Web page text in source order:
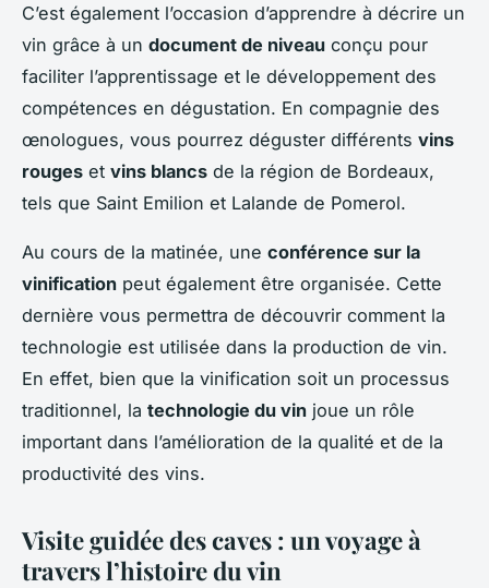
C’est également l’occasion d’apprendre à décrire un
vin grâce à un document de niveau conçu pour
faciliter l’apprentissage et le développement des
compétences en dégustation. En compagnie des
œnologues, vous pourrez déguster différents vins
rouges et vins blancs de la région de Bordeaux,
tels que Saint Emilion et Lalande de Pomerol.
Au cours de la matinée, une conférence sur la
vinification peut également être organisée. Cette
dernière vous permettra de découvrir comment la
technologie est utilisée dans la production de vin.
En effet, bien que la vinification soit un processus
traditionnel, la technologie du vin joue un rôle
important dans l’amélioration de la qualité et de la
productivité des vins.
Visite guidée des caves : un voyage à
travers l’histoire du vin